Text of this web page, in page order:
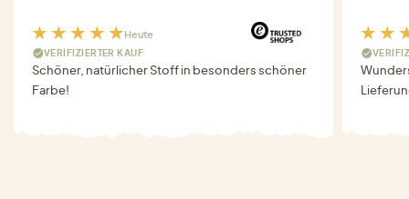
Heute
VERIFIZIERTER KAUF
Schöner, natürlicher Stoff in besonders schöner
Farbe!